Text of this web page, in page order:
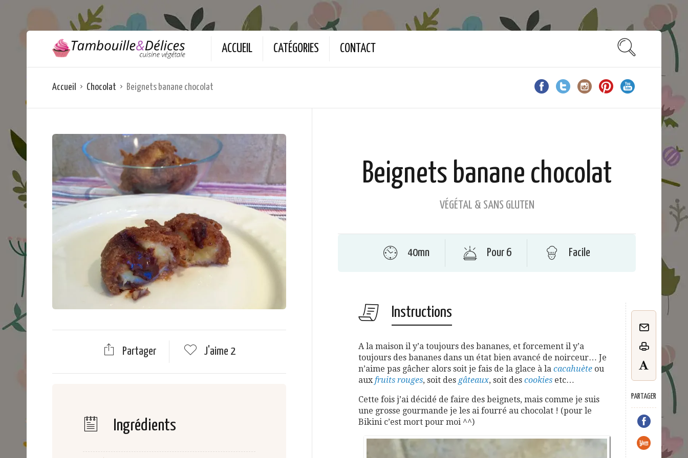
ACCUEIL CATÉGORIES CONTACT
Accueil Chocolat Beignets banane chocolat
Partager J'aime 2
Ingrédients
Beignets banane chocolat
VÉGÉTAL & SANS GLUTEN
40mn Pour 6 Facile
Instructions
PARTAGER
A la maison il y’a toujours des bananes, et forcement il y’a
toujours des bananes dans un état bien avancé de noirceur… Je
n’aime pas gâcher alors soit je fais de la glace à la cacahuète ou
auxfruits rouges, soit des gâteaux, soit des cookies etc…
Cette fois j’ai décidé de faire des beignets, mais comme je suis
une grosse gourmande je les ai fourré au chocolat ! (pour le
Bikini c’est mort pour moi ^^)